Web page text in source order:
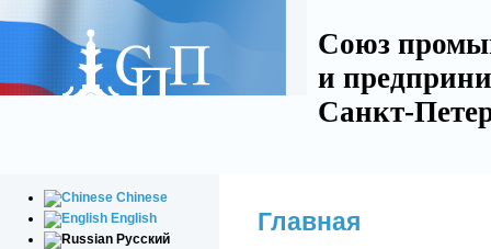
Союз
и
Санкт-
Chinese
English
Русский
Главная